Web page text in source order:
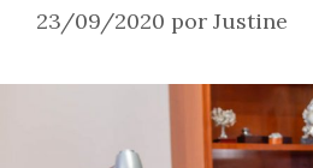
23/09/2020 por Justine